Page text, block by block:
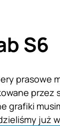
S6
prasowe
grafiki
już